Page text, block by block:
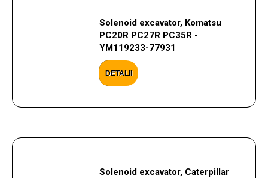
Solenoid excavator, Komatsu
PC20R PC27R PC35R -
YM119233-77931
DETALII
Solenoid excavator, Caterpillar